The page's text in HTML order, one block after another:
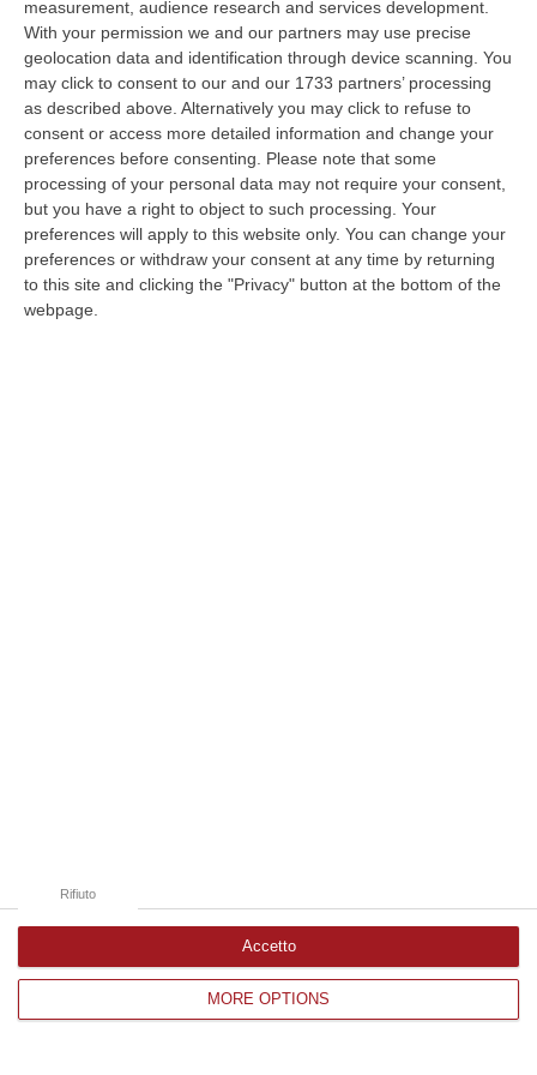
measurement, audience research and services development.
With your permission we and our partners may use precise
geolocation data and identification through device scanning. You
may click to consent to our and our 1733 partners’ processing
as described above. Alternatively you may click to refuse to
consent or access more detailed information and change your
preferences before consenting.
Please note that some
processing of your personal data may not require your consent,
but you have a right to object to such processing. Your
preferences will apply to this website only. You can change your
preferences or withdraw your consent at any time by returning
to this site and clicking the "Privacy" button at the bottom of the
webpage.
MORE OPTIONS
Rifiuto
Accetto
07 Agosto, 22:35
Basilica Dell’Immacolata Concezione Di Catanzaro, Ferro:
«finanziamento Da 800 Milioni Di Euro»
“CATANZARO «Con un importante finanziamento di 800 mila euro, si potrà
dare avvio agli attesi lavori di ristrutturazione della Basilica dell…
07 Agosto, 22:02
Renzi: «Conte? Sarebbe Delittuoso Vannaccizzare La Coalizione»
“ROMA «Conte sta giocando la sua partita, vedremo se le primarie si
faranno, quando e con che formato, se a due Conte-Schlein o se ci
sarann…
Corriere delle Calabria è una testata giornalistica di News&Com S.r.l